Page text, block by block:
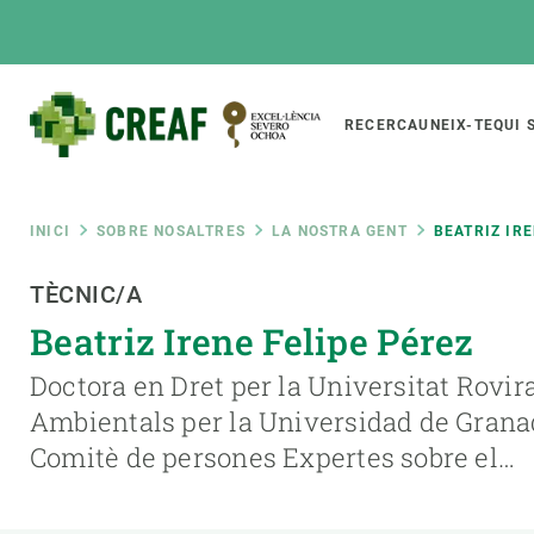
Main
RECERCAUNEIX-TEQUI
Fil
d'ariadna
INICI SOBRE NOSALTRES LA NOSTRA GENT BEATRIZ
TÈCNIC/A
Beatriz Irene Felipe Pérez
Doctora en Dret per la Universitat
Ambientals per la Universidad de
Comitè de persones Expertes sobre el…
Featured
responsive
INTRANET
Responsive
menu
SOBRE NOSALTRES
El Centre
Organització institucional
Transparència
RECERCA
Directori de
Biodiversitat
Canvi global